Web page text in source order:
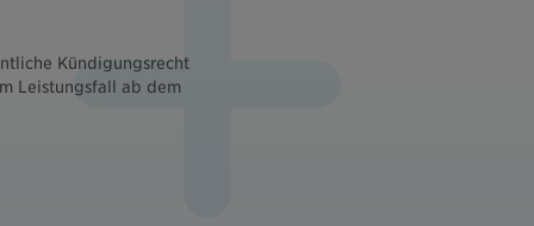
Kündigungsrecht
Leistungsfall ab dem